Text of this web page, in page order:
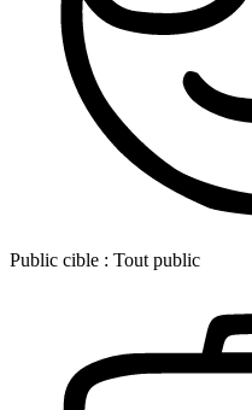
Public cible : Tout public